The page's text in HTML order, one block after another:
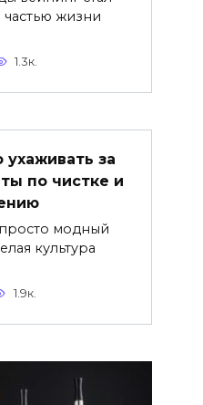
жизни
1.3к.
ухаживать за
по чистке и
просто модный
культура
1.9к.